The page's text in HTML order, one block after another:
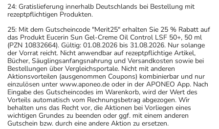
24: Gratislieferung innerhalb Deutschlands bei Bestellung mit
rezeptpflichtigen Produkten.
25: Mit dem Gutscheincode "Merit25" erhalten Sie 25 % Rabatt auf
das Produkt Eucerin Sun Gel-Creme Oil Control LSF 50+, 50 ml
(PZN 10832664). Gültig: 01.08.2026 bis 31.08.2026. Nur solange
der Vorrat reicht. Nicht anwendbar auf rezeptpflichtige Artikel,
Bücher, Säuglingsanfangsnahrung und Versandkosten sowie bei
Bestellungen über Vergleichsportale. Nicht mit anderen
Aktionsvorteilen (ausgenommen Coupons) kombinierbar und nur
einzulösen unter www.aponeo.de oder in der APONEO App. Nach
Eingabe des Gutscheincodes im Warenkorb, wird der Wert des
Vorteils automatisch vom Rechnungsbetrag abgezogen. Wir
behalten uns das Recht vor, die Aktionen bei Vorliegen eines
wichtigen Grundes zu beenden oder ggf. mit einem anderen
Gutschein bzw. durch eine andere Aktion zu ersetzen.